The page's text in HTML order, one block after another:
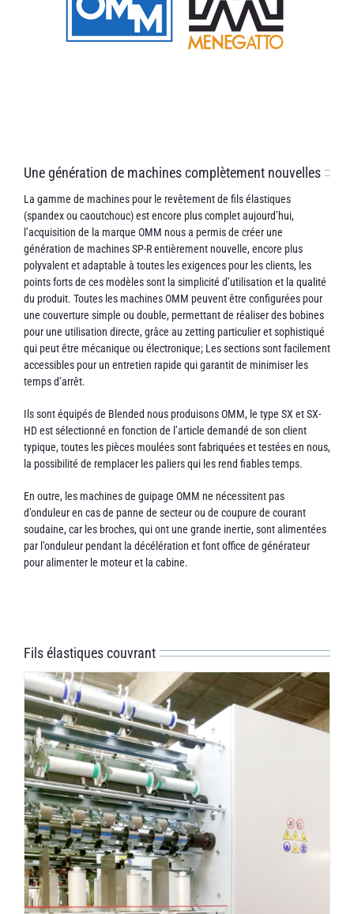
Une génération de machines complètement nouvelles
La gamme de machines pour le revêtement de fils élastiques
(spandex ou caoutchouc) est encore plus complet aujourd’hui,
l’acquisition de la marque OMM nous a permis de créer une
génération de machines SP-R entièrement nouvelle, encore plus
polyvalent et adaptable à toutes les exigences pour les clients, les
points forts de ces modèles sont la simplicité d’utilisation et la qualité
du produit. Toutes les machines OMM peuvent être configurées pour
une couverture simple ou double, permettant de réaliser des bobines
pour une utilisation directe, grâce au zetting particulier et sophistiqué
qui peut être mécanique ou électronique; Les sections sont facilement
accessibles pour un entretien rapide qui garantit de minimiser les
temps d’arrêt.
Ils sont équipés de Blended nous produisons OMM, le type SX et SX-
HD est sélectionné en fonction de l’article demandé de son client
typique, toutes les pièces moulées sont fabriquées et testées en nous,
la possibilité de remplacer les paliers qui les rend fiables temps.
En outre, les machines de guipage OMM ne nécessitent pas
d’onduleur en cas de panne de secteur ou de coupure de courant
soudaine, car les broches, qui ont une grande inertie, sont alimentées
par l’onduleur pendant la décélération et font office de générateur
pour alimenter le moteur et la cabine.
Fils élastiques couvrant